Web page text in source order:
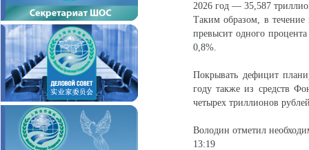
2026 год — 35,587
Таким образом, в течение
превысит одного
0,8%.
Покрывать дефицит
году также из средств
четырех триллионов
Володин отметил
13:19